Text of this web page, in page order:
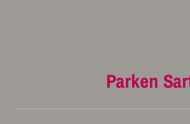
Parken